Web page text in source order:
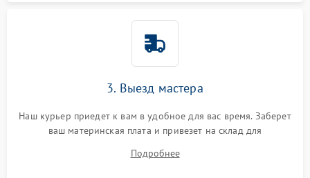
3. Выезд мастера
Наш курьер приедет к вам в удобное для вас время. Заберет
ваш материнская плата и привезет на склад для
Подробнее